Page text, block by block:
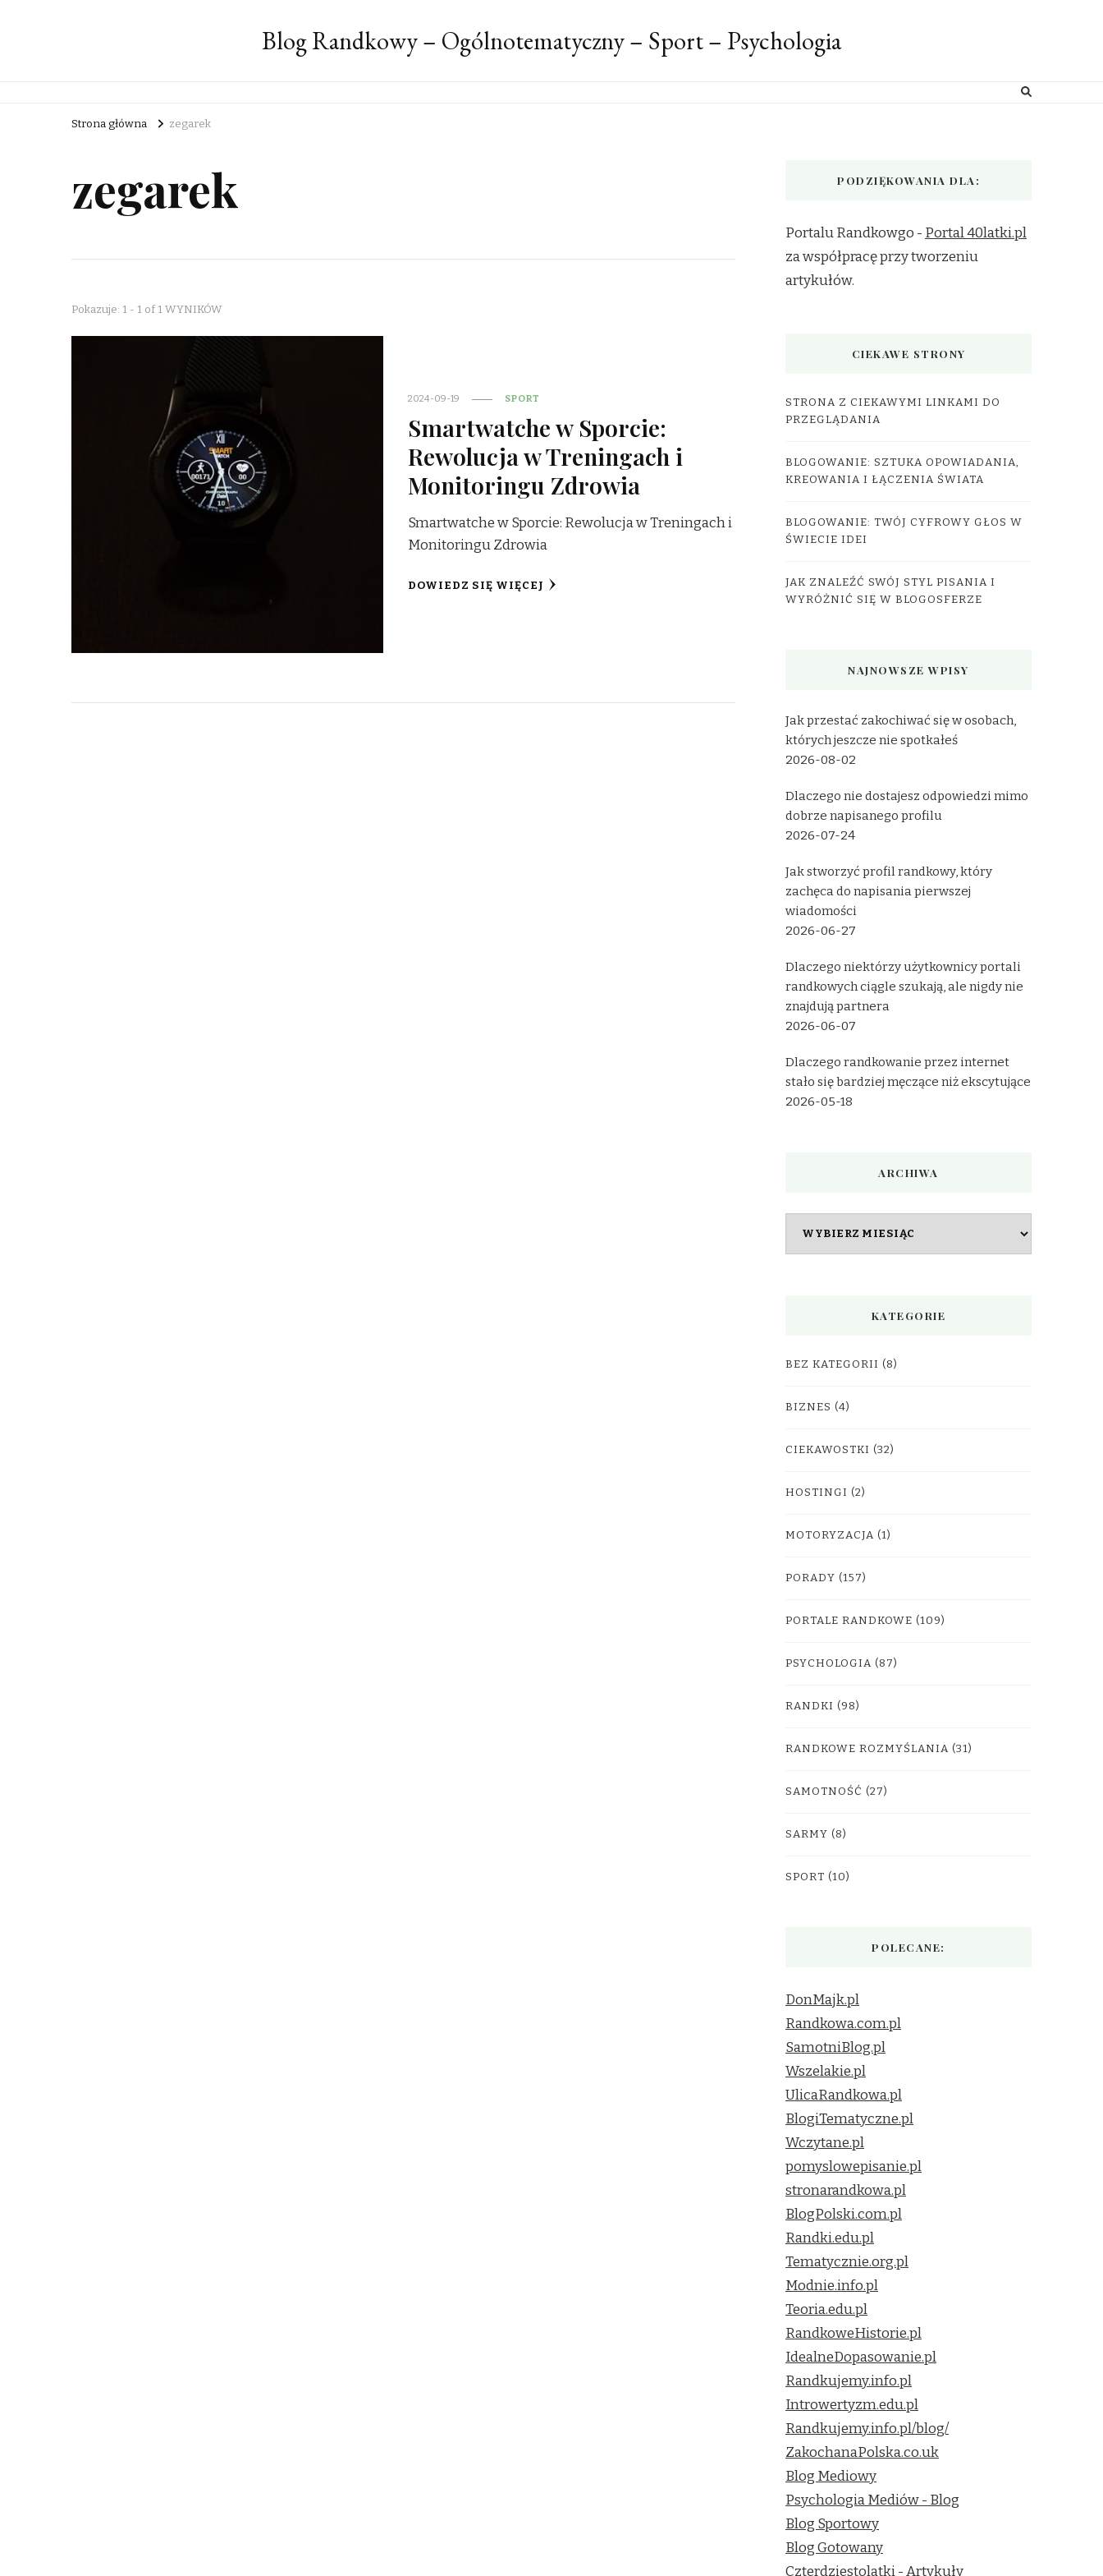
Blog Randkowy – Ogólnotematyczny – Sport – Psychologia
Strona główna zegarek
zegarek
Pokazuje: 1 - 1 of 1 WYNIKÓW
2024-09-19 SPORT
Smartwatche w Sporcie:
Rewolucja w Treningach i
Monitoringu Zdrowia
Smartwatche w Sporcie: Rewolucja w Treningach i
Monitoringu Zdrowia
DOWIEDZ SIĘ WIĘCEJ
PODZIĘKOWANIA DLA:
Portalu Randkowgo - Portal 40latki.pl
za współpracę przy tworzeniu
artykułów.
CIEKAWE STRONY
STRONA Z CIEKAWYMI LINKAMI DO
PRZEGLĄDANIA
BLOGOWANIE: SZTUKA OPOWIADANIA,
KREOWANIA I ŁĄCZENIA ŚWIATA
BLOGOWANIE: TWÓJ CYFROWY GŁOS W
ŚWIECIE IDEI
JAK ZNALEŹĆ SWÓJ STYL PISANIA I
WYRÓŻNIĆ SIĘ W BLOGOSFERZE
NAJNOWSZE WPISY
Jak przestać zakochiwać się w osobach,
których jeszcze nie spotkałeś
2026-08-02
Dlaczego nie dostajesz odpowiedzi mimo
dobrze napisanego profilu
2026-07-24
Jak stworzyć profil randkowy, który
zachęca do napisania pierwszej
wiadomości
2026-06-27
Dlaczego niektórzy użytkownicy portali
randkowych ciągle szukają, ale nigdy nie
znajdują partnera
2026-06-07
Dlaczego randkowanie przez internet
stało się bardziej męczące niż ekscytujące
2026-05-18
ARCHIWA
KATEGORIE
BEZ KATEGORII (8)
BIZNES (4)
CIEKAWOSTKI (32)
HOSTINGI (2)
MOTORYZACJA (1)
PORADY (157)
PORTALE RANDKOWE (109)
PSYCHOLOGIA (87)
RANDKI (98)
RANDKOWE ROZMYŚLANIA (31)
SAMOTNOŚĆ (27)
SARMY (8)
SPORT (10)
POLECANE:
DonMajk.pl
Randkowa.com.pl
SamotniBlog.pl
Wszelakie.pl
UlicaRandkowa.pl
BlogiTematyczne.pl
Wczytane.pl
pomyslowepisanie.pl
stronarandkowa.pl
BlogPolski.com.pl
Randki.edu.pl
Tematycznie.org.pl
Modnie.info.pl
Teoria.edu.pl
RandkoweHistorie.pl
IdealneDopasowanie.pl
Randkujemy.info.pl
Introwertyzm.edu.pl
Randkujemy.info.pl/blog/
ZakochanaPolska.co.uk
Blog Mediowy
Psychologia Mediów - Blog
Blog Sportowy
Blog Gotowany
Czterdziestolatki - Artykuły